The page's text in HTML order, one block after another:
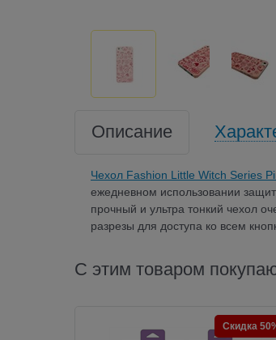
Описание
Чехол Fashion Little Witch Series
ежедневном использовании
прочный и ультра тонкий чехол
разрезы для доступа ко всем
С этим товаром
Скидка